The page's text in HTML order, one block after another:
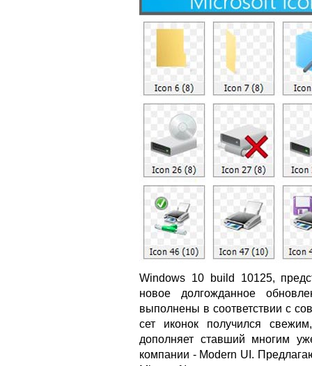
Windows 10 build 10125,
новое долгожданное
выполнены в соответствии с
сет иконок получился
дополняет ставший многим
компании - Modern UI.